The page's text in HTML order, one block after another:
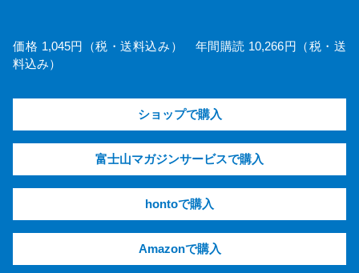
価格 1,045円（税・送料込み） 年間購読 10,266円（税・送
料込み）
ショップで購入
富士山マガジンサービスで購入
hontoで購入
Amazonで購入